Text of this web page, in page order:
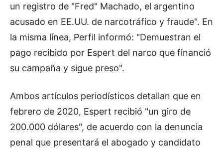
un registro de "Fred" Machado, el argentino
acusado en EE.UU. de narcotráfico y fraude". En
la misma línea, Perfil informó: "Demuestran el
pago recibido por Espert del narco que financió
su campaña y sigue preso".
Ambos artículos periodísticos detallan que en
febrero de 2020, Espert recibió "un giro de
200.000 dólares", de acuerdo con la denuncia
penal que presentará el abogado y candidato